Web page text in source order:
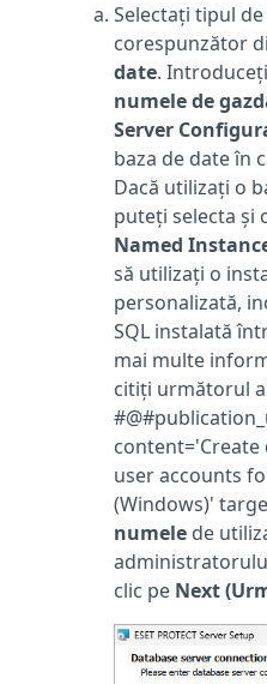
Selectați tipul
corespunzător
date. Introduceți
numele de
Server
baza de date în
Dacă utilizați o
puteți selecta și
Named
să utilizați o
personalizată,
SQL instalată
mai multe
citiți următorul
content='Create
user accounts
(Windows)'
numele de
clic pe Next